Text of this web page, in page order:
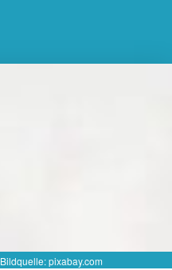
Bildquelle: pixabay.com